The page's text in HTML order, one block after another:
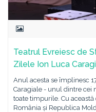
Teatrul Evreiesc de
Zilele Ion Luca
Anul acesta se împlinesc
Caragiale - unul dintre
toate timpurile. Cu
România și Republica